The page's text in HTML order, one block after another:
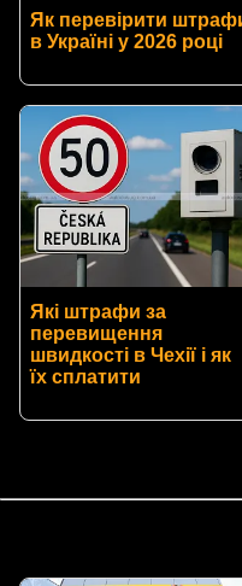
Як перевірити
в Україні у 2026 році
Які штрафи за
перевищення
швидкості в Чехії і як
їх сплатити